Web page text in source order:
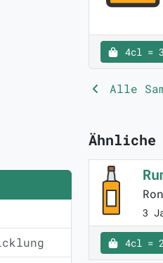
4cl =
Alle
Ähnliche
3
4cl =